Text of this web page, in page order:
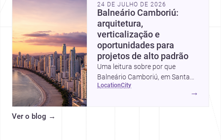
24 DE JULHO DE 2026
Balneário Camboriú:
arquitetura,
verticalização e
oportunidades para
projetos de alto padrão
Uma leitura sobre por que
Balneário Camboriú, em Santa
Catarina, virou referência em
location city
→
Ver o blog →